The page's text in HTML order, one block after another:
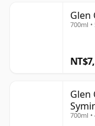
Glen
700ml •
Glen
30 年
700ml •